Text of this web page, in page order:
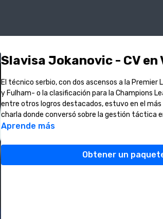
Slavisa Jokanovic - CV en
El técnico serbio, con dos ascensos a la
y Fulham- o la clasificación para la Champions
entre otros logros destacados, estuvo en el más
charla donde conversó sobre la gestión táctica
Aprende más
Obtener un